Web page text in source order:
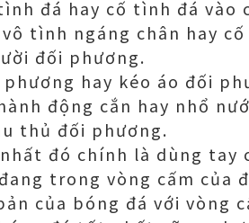
đá hay cố tình đá vào
tình ngáng chân hay
đối phương.
hay kéo áo đối
động cắn hay nhổ
thủ đối phương.
nhất đó chính là dùng
trong vòng cấm của
của bóng đá với vòng